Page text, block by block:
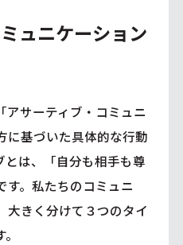
ュニケーション
アサーティブ・コミュニ
に基づいた具体的な行動
とは、「自分も相手も尊
す。私たちのコミュニ
大きく分けて３つのタイ